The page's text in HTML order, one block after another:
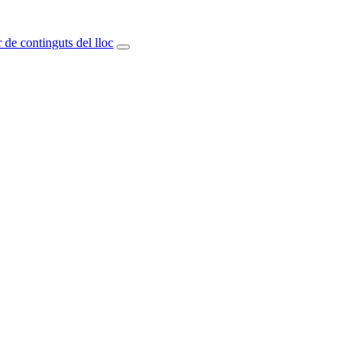
de continguts del lloc